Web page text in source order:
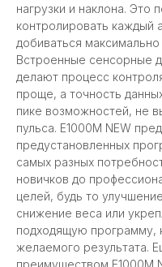
нагрузки и наклона. Это
контролировать каждый
добиваться
Встроенные сенсорные
делают процесс
проще, а точность
пике возможностей, не
пульса. E1000M NEW
предустановленных
самых разных
новичков до
целей, будь то
снижение веса или
подходящую программу,
желаемого результата.
преимуществом E1000M